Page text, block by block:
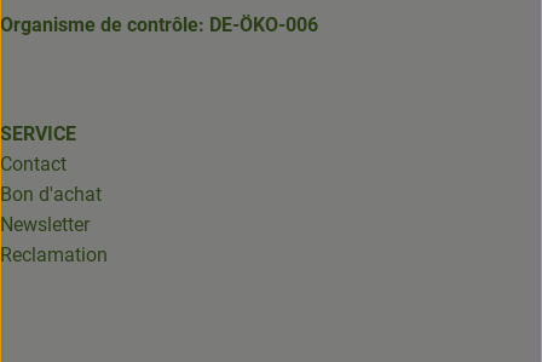
Organisme de contrôle: DE-ÖKO-006
SERVICE
Contact
Bon d'achat
Newsletter
Reclamation